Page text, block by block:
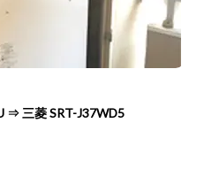
⇒ 三菱 SRT-J37WD5